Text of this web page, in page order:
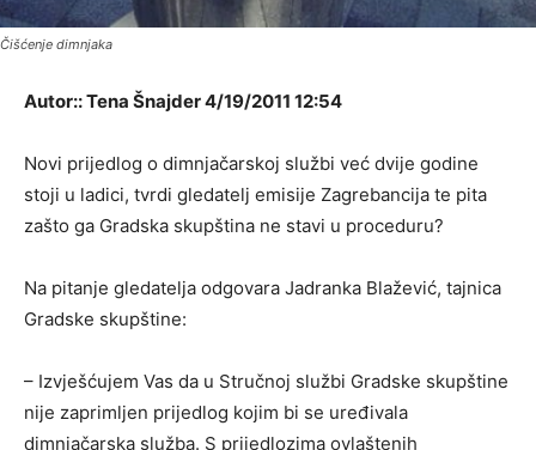
Čišćenje dimnjaka
Autor:: Tena Šnajder 4/19/2011 12:54
Novi prijedlog o dimnjačarskoj službi već dvije godine
stoji u ladici, tvrdi gledatelj emisije Zagrebancija te pita
zašto ga Gradska skupština ne stavi u proceduru?
Na pitanje gledatelja odgovara Jadranka Blažević, tajnica
Gradske skupštine:
– Izvješćujem Vas da u Stručnoj službi Gradske skupštine
nije zaprimljen prijedlog kojim bi se uređivala
dimnjačarska služba. S prijedlozima ovlaštenih